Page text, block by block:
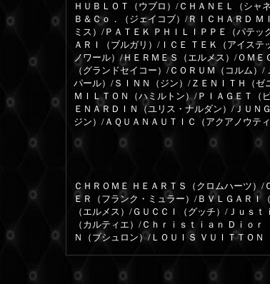
ＨＵＢＬＯＴ（ウブロ）/ＣＨＡＮＥＬ（シャ
Ｂ＆Ｃｏ．（ジェイコブ）/ＲＩＣＨＡＲＤ
ミス）/ＰＡＴＥＫ ＰＨＩＬＩＰＰＥ（パテ
ＡＲＩ（ブルガリ）/ＩＣＥ ＴＥＫ（アイス
ノワール）/ＨＥＲＭＥＳ（エルメス）/ＯＭ
（グランドセイコー）/ＣＯＲＵＭ（コルム
パール）/ＳＩＮＮ（ジン）/ＺＥＮＩＴＨ（
ＭＩＬＴＯＮ（ハミルトン）/ＰＩＡＧＥＴ（
ＥＮＡＲＤＩＮ（ユリス・ナルダン）/ＪＵＮ
ジン）/ＡＱＵＡＮＡＵＴＩＣ（アクアノウテ
ＣＨＲＯＭＥ ＨＥＡＲＴＳ（クロムハーツ）
ＥＲ（フランク・ミュラー）/ＢＶＬＧＡＲＩ
（エルメス）/ＧＵＣＣＩ（グッチ）/Ｊｕｓ
（カルティエ）/Ｃｈｒｉｓｔｉａｎ Ｄｉｏ
Ｎ（ブシュロン）/ＬＯＵＩＳ ＶＵＩＴＴＯ